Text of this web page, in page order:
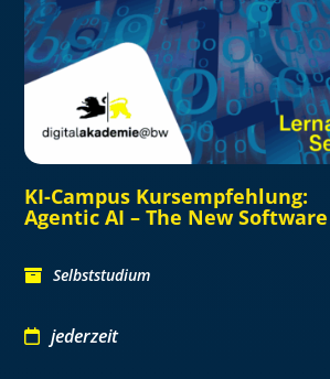
KI-Campus Kursempfehlung:
Agentic AI – The New
Selbststudium
jederzeit